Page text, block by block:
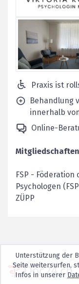
Praxis ist
Behandlung
innerhalb
Online-
Mitgliedschaften
FSP - Föderation
Psychologen
ZÜPP
Unterstützung der
Seite weitersurfen,
Infos in unserer